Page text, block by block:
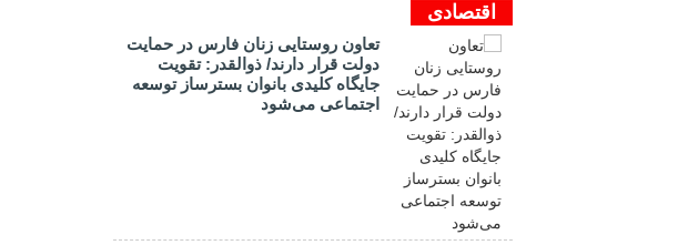
اقتصادی
تعاون روستایی زنان فارس در حمایت
دولت قرار دارند/ ذوالقدر: تقویت
جایگاه کلیدی بانوان بسترساز توسعه
اجتماعی می‌شود